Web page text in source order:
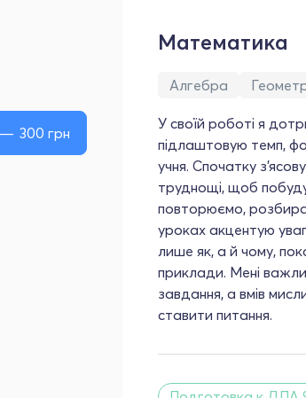
300 грн
Математика
Алгебра
У своїй роботі я
підлаштовую темп,
учня. Спочатку
труднощі, щоб
повторюємо,
уроках акцентую
лише як, а й чому,
приклади. Мені
завдання, а вмів
ставити питання.